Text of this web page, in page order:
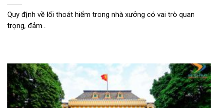
Quy định về lối thoát hiểm trong nhà xưởng có vai trò quan
trọng, đảm...